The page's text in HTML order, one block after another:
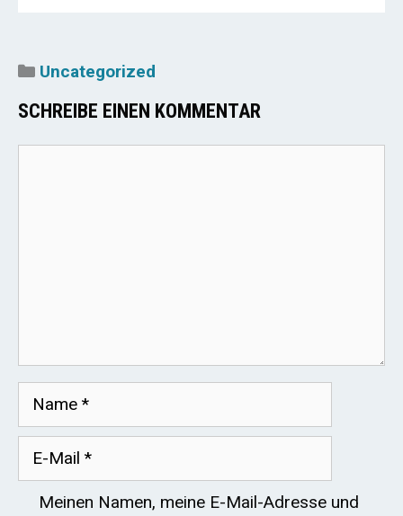
Kategorien
Uncategorized
SCHREIBE EINEN KOMMENTAR
Name
Meinen Namen, meine E-Mail-Adresse und